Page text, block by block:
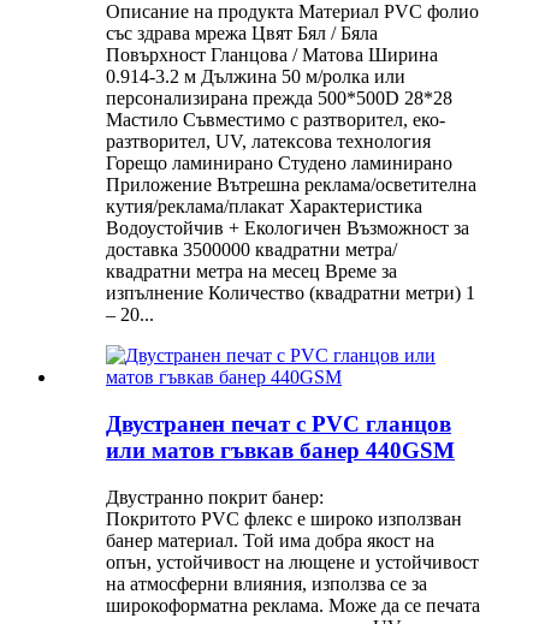
Описание на продукта Материал PVC фолио
със здрава мрежа Цвят Бял / Бяла
Повърхност Гланцова / Матова Ширина
0.914-3.2 м Дължина 50 м/ролка или
персонализирана прежда 500*500D 28*28
Мастило Съвместимо с разтворител, еко-
разтворител, UV, латексова технология
Горещо ламинирано Студено ламинирано
Приложение Вътрешна реклама/осветителна
кутия/реклама/плакат Характеристика
Водоустойчив + Екологичен Възможност за
доставка 3500000 квадратни метра/
квадратни метра на месец Време за
изпълнение Количество (квадратни метри) 1
– 20...
Двустранен печат с PVC гланцов
или матов гъвкав банер 440GSM
Двустранно покрит банер:
Покритото PVC флекс е широко използван
банер материал. Той има добра якост на
опън, устойчивост на лющене и устойчивост
на атмосферни влияния, използва се за
широкоформатна реклама. Може да се печата